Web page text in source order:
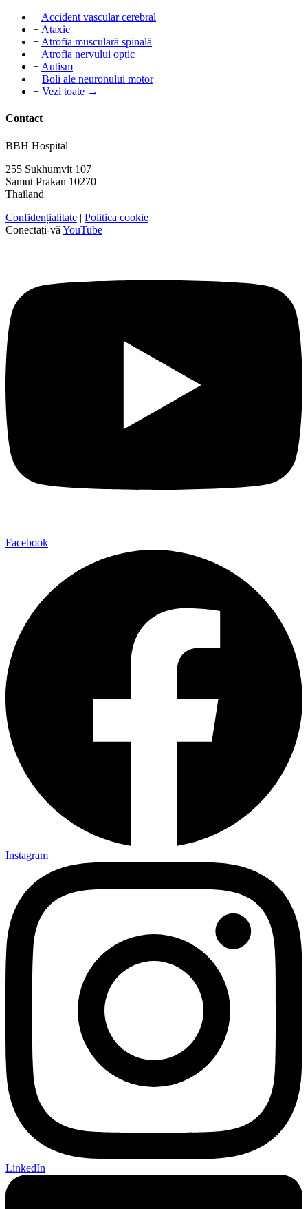
+ Accident vascular cerebral
+ Ataxie
+ Atrofia musculară spinală
+ Atrofia nervului optic
+ Autism
+ Boli ale neuronului motor
+ Vezi toate →
Contact
BBH Hospital
255 Sukhumvit 107
Samut Prakan 10270
Thailand
Confidențialitate | Politica cookie
Conectați-vă YouTube
Facebook
Instagram
LinkedIn